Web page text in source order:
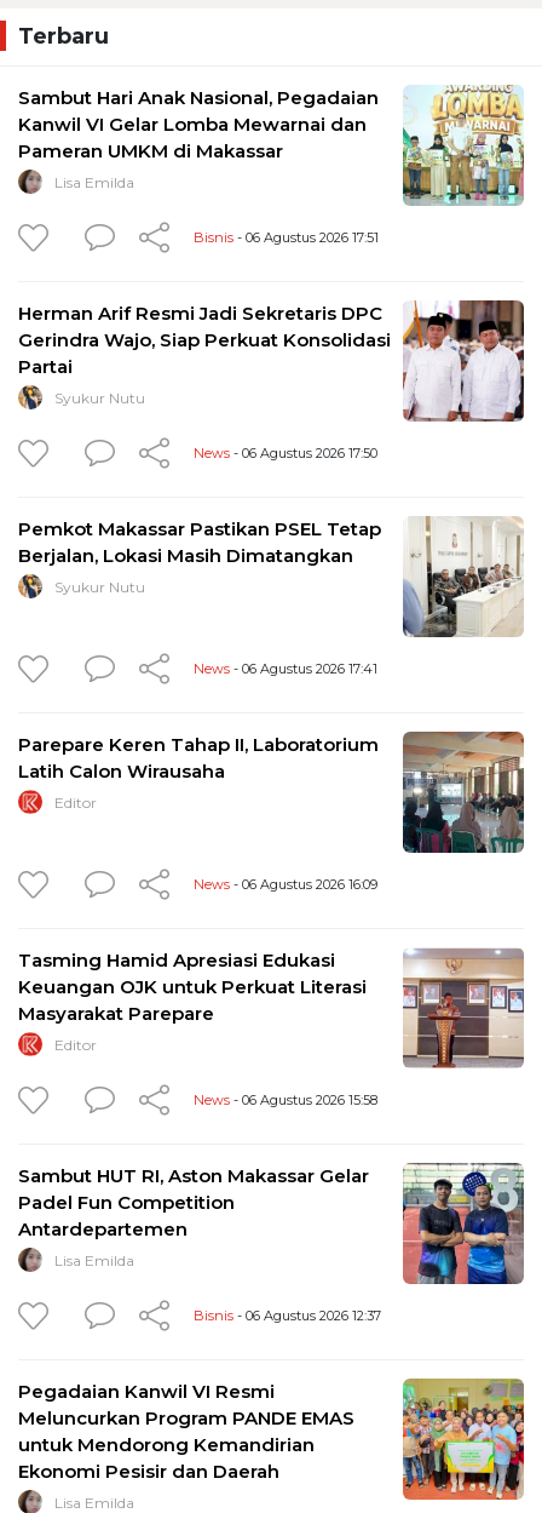
Terbaru
Sambut Hari Anak Nasional, Pegadaian
Kanwil VI Gelar Lomba Mewarnai dan
Pameran UMKM di Makassar
Lisa Emilda
Bisnis - 06 Agustus 2026 17:51
Herman Arif Resmi Jadi Sekretaris DPC
Gerindra Wajo, Siap Perkuat Konsolidasi
Partai
Syukur Nutu
News - 06 Agustus 2026 17:50
Pemkot Makassar Pastikan PSEL Tetap
Berjalan, Lokasi Masih Dimatangkan
Syukur Nutu
News - 06 Agustus 2026 17:41
Parepare Keren Tahap II, Laboratorium
Latih Calon Wirausaha
Editor
News - 06 Agustus 2026 16:09
Tasming Hamid Apresiasi Edukasi
Keuangan OJK untuk Perkuat Literasi
Masyarakat Parepare
Editor
News - 06 Agustus 2026 15:58
Sambut HUT RI, Aston Makassar Gelar
Padel Fun Competition
Antardepartemen
Lisa Emilda
Bisnis - 06 Agustus 2026 12:37
Pegadaian Kanwil VI Resmi
Meluncurkan Program PANDE EMAS
untuk Mendorong Kemandirian
Ekonomi Pesisir dan Daerah
Lisa Emilda